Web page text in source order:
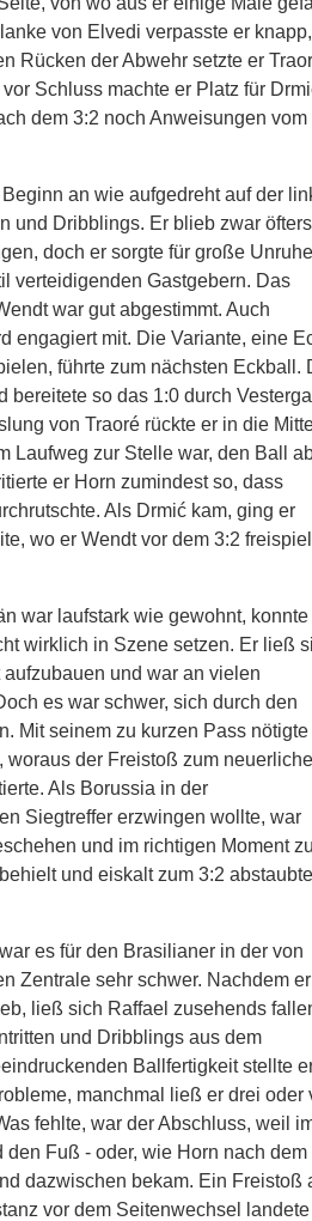
von Elvedi verpasste er
Rücken der Abwehr setzte er
Schluss machte er Platz für
dem 3:2 noch Anweisungen vom
an wie aufgedreht auf der
und Dribblings. Er blieb zwar
doch er sorgte für große Unruhe
verteidigenden Gastgebern. Das
war gut abgestimmt. Auch
engagiert mit. Die Variante, eine
führte zum nächsten Eckball.
bereitete so das 1:0 durch
von Traoré rückte er in die
Laufweg zur Stelle war, den Ball
er Horn zumindest so, dass
Als Drmić kam, ging er
wo er Wendt vor dem 3:2
war laufstark wie gewohnt, konnte
wirklich in Szene setzen. Er ließ
und war an vielen
es war schwer, sich durch den
Mit seinem zu kurzen Pass nötigte
woraus der Freistoß zum
Als Borussia in der
Siegtreffer erzwingen wollte, war
und im richtigen Moment
und eiskalt zum 3:2
es für den Brasilianer in der von
Zentrale sehr schwer. Nachdem er
ließ sich Raffael zusehends
und Dribblings aus dem
Ballfertigkeit stellte
manchmal ließ er drei oder
fehlte, war der Abschluss, weil
den Fuß - oder, wie Horn nach dem
dazwischen bekam. Ein Freistoß
vor dem Seitenwechsel